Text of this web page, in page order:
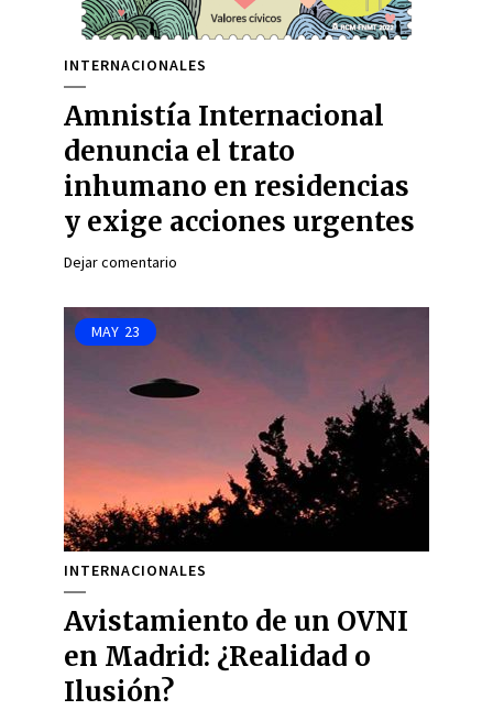
INTERNACIONALES
Amnistía Internacional
denuncia el trato
inhumano en residencias
y exige acciones urgentes
Dejar comentario
MAY 23
INTERNACIONALES
Avistamiento de un OVNI
en Madrid: ¿Realidad o
Ilusión?